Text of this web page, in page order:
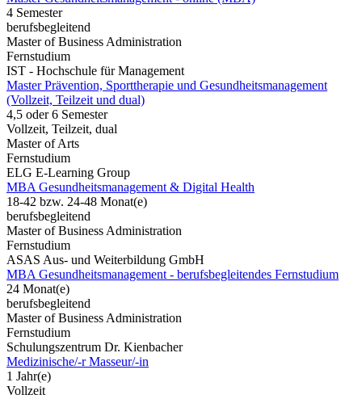
4 Semester
berufsbegleitend
Master of Business Administration
Fernstudium
IST - Hochschule für Management
Master Prävention, Sporttherapie und Gesundheitsmanagement
(Vollzeit, Teilzeit und dual)
4,5 oder 6 Semester
Vollzeit, Teilzeit, dual
Master of Arts
Fernstudium
ELG E-Learning Group
MBA Gesundheitsmanagement & Digital Health
18-42 bzw. 24-48 Monat(e)
berufsbegleitend
Master of Business Administration
Fernstudium
ASAS Aus- und Weiterbildung GmbH
MBA Gesundheitsmanagement - berufsbegleitendes Fernstudium
24 Monat(e)
berufsbegleitend
Master of Business Administration
Fernstudium
Schulungszentrum Dr. Kienbacher
Medizinische/-r Masseur/-in
1 Jahr(e)
Vollzeit